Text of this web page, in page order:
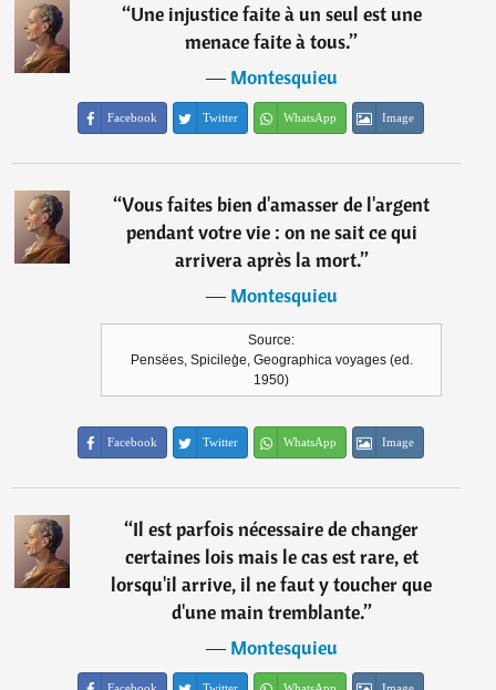
“Une injustice faite à un seul est une
menace faite à tous.”
―Montesquieu
Facebook Twitter WhatsApp Image
“Vous faites bien d'amasser de l'argent
pendant votre vie : on ne sait ce qui
arrivera après la mort.”
―Montesquieu
Source:
Pensëes, Spicileg̀e, Geographica voyages (ed.
1950)
Facebook Twitter WhatsApp Image
“Il est parfois nécessaire de changer
certaines lois mais le cas est rare, et
lorsqu'il arrive, il ne faut y toucher que
d'une main tremblante.”
―Montesquieu